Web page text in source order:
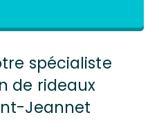
spécialiste
de rideaux
Jeannet